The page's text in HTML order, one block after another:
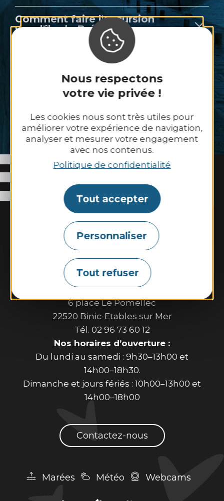
Nous respectons
votre vie privée !
Les cookies nous sont très utiles pour
améliorer votre expérience de navigation,
analyser et mesurer votre engagement
avec nos contenus.
Politique de confidentialité
Tout accepter
Personnaliser
Tout refuser
Comment faire l'excursion
vers l'île de Bréhat ?
Écoutez la Bretagne
Comment sonne la Bretagne
aujourd'hui ?
Découvrez nos ambiances sonores,
captées à la source.
Binic-Etables sur Mer Tourisme
6 place Le Pomellec
22520 Binic-Etables sur Mer
Tél. 02 96 73 60 12
Nos horaires d’ouverture :
Du lundi au samedi : 9h30–13h00 et
14h00–18h30.
Dimanche et jours fériés : 10h00–13h00 et
14h00–18h00
Contactez-nous
Marées Météo Webcams